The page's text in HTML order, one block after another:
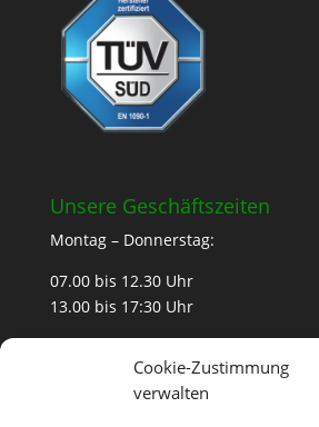
Cookie-Zustimmung
verwalten
Unsere Geschäftszeiten
Montag – Donnerstag:
07.00 bis 12.30 Uhr
13.00 bis 17:30 Uhr
07.00 bis 12:30 Uhr